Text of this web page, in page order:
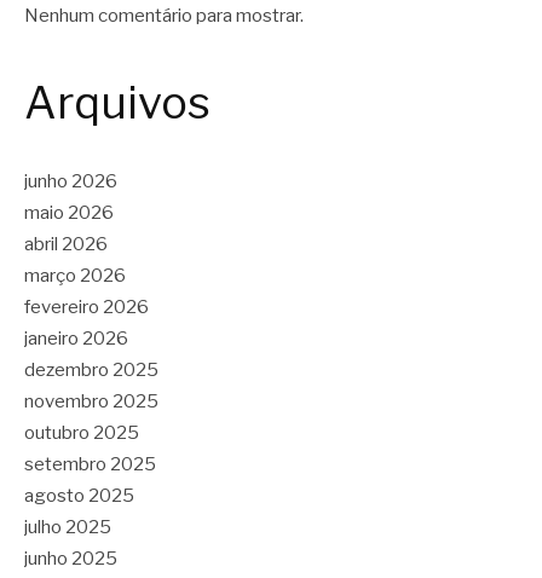
Nenhum comentário para mostrar.
Arquivos
junho 2026
maio 2026
abril 2026
março 2026
fevereiro 2026
janeiro 2026
dezembro 2025
novembro 2025
outubro 2025
setembro 2025
agosto 2025
julho 2025
junho 2025